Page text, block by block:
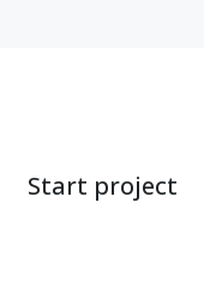
Start project